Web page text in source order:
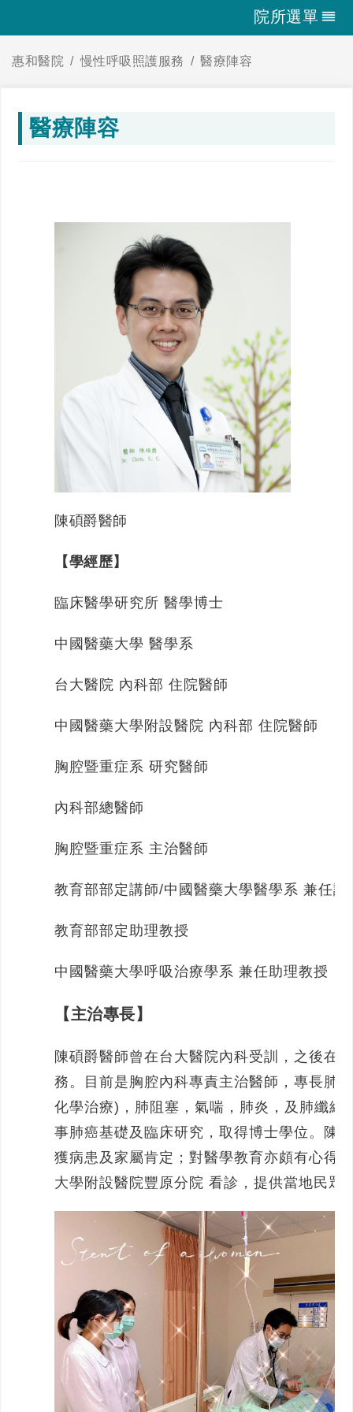
院所選單
惠和醫院 慢性呼吸照護服務 醫療陣容
醫療陣容
陳碩爵醫師
【學經歷】
臨床醫學研究所 醫學博士
中國醫藥大學 醫學系
台大醫院 內科部 住院醫師
中國醫藥大學附設醫院 內科部 住院醫師
胸腔暨重症系 研究醫師
內科部總醫師
胸腔暨重症系 主治醫師
教育部部定講師/中國醫藥大學醫學系 兼任講
教育部部定助理教授
中國醫藥大學呼吸治療學系 兼任助理教授
【主治專長】
陳碩爵醫師曾在台大醫院內科受訓，之後在
務。目前是胸腔內科專責主治醫師，專長肺
化學治療)，肺阻塞，氣喘，肺炎，及肺纖維
事肺癌基礎及臨床研究，取得博士學位。陳
獲病患及家屬肯定；對醫學教育亦頗有心得
大學附設醫院豐原分院 看診，提供當地民眾